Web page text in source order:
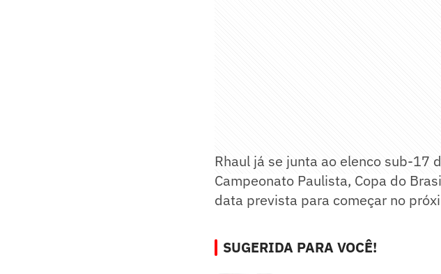
Rhaul já se junta ao elenco sub-17
Campeonato Paulista, Copa do
data prevista para começar no
SUGERIDA PARA VOCÊ!